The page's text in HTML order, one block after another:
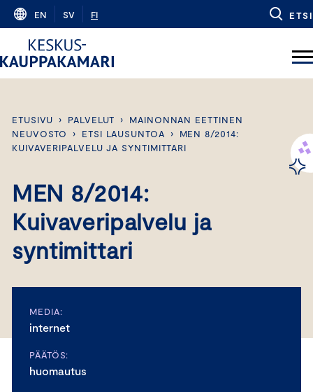
Skip
content
EN SV FI ETSI
ETUSIVU › PALVELUT ›
MAINONNAN EETTINEN
NEUVOSTO
› ETSI LAUSUNTOA ›
MEN 8/2014:
KUIVAVERIPALVELU JA SYNTIMITTARI
MEN 8/2014:
Kuivaveripalvelu ja
syntimittari
MEDIA:
internet
PÄÄTÖS:
huomautus